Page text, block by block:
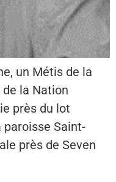
un Métis de la
la Nation
près du lot
paroisse Saint-
près de Seven